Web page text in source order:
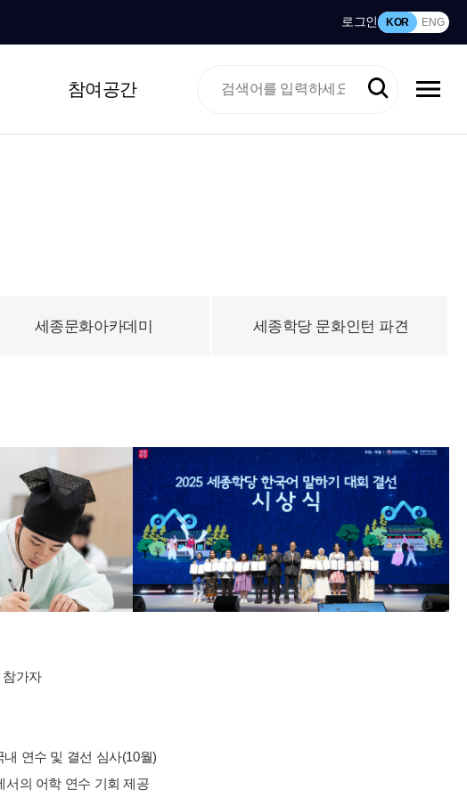
로그인 KOR ENG
참여공간
세종문화아카데미 세종학당 문화인턴 파견
가자
연수 및 결선 심사(10월)
서의 어학 연수 기회 제공